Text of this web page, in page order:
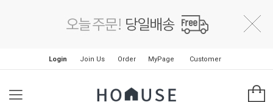
Login Join Us Order MyPage Customer